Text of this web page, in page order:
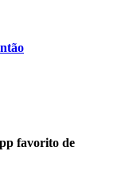
favorito de